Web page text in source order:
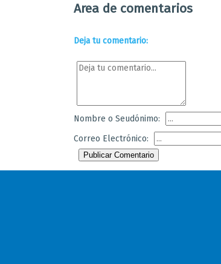
Area de comentarios
Deja tu comentario:
Nombre o Seudónimo:
Correo Electrónico:
Publicar Comentario